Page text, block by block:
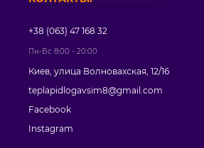
+38 (063) 47 168 32
Пн-Вс 8:00 - 20:00
Киев, улица Волновахская, 12/16
teplapidlogavsim8@gmail.com
Facebook
Instagram